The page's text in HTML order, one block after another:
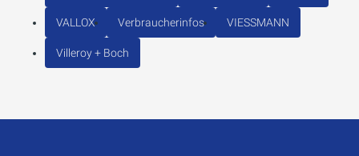
VALLOX Verbraucherinfos VIESSMANN
Villeroy + Boch